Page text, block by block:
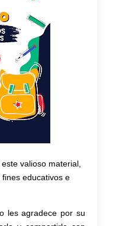
valioso material,
educativos e
les agradece por su